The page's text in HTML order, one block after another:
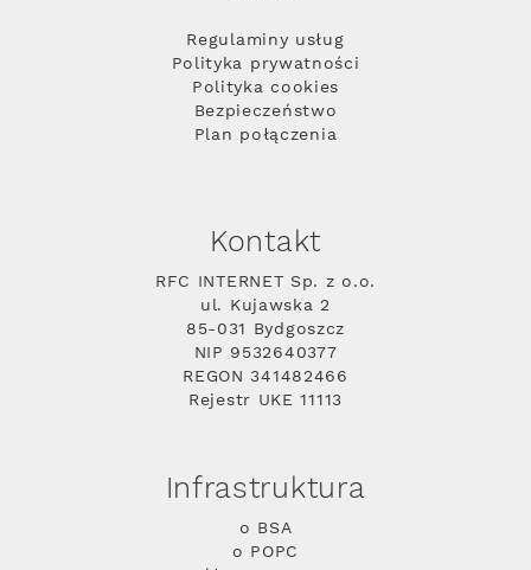
Regulaminy usług
Polityka prywatności
Polityka cookies
Bezpieczeństwo
Plan połączenia
Kontakt
RFC INTERNET Sp. z o.o.
ul. Kujawska 2
85-031 Bydgoszcz
NIP 9532640377
REGON 341482466
Rejestr UKE 11113
Infrastruktura
o BSA
o POPC